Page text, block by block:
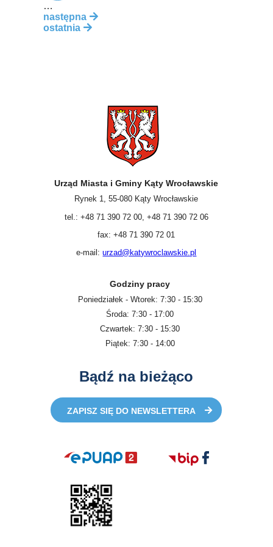
…
następna
ostatnia
Urząd Miasta i Gminy Kąty Wrocławskie
Rynek 1, 55-080 Kąty Wrocławskie
tel.: +48 71 390 72 00, +48 71 390 72 06
fax: +48 71 390 72 01
e-mail:urzad@katywroclawskie.pl
Godziny pracy
Poniedziałek - Wtorek: 7:30 - 15:30
Środa: 7:30 - 17:00
Czwartek: 7:30 - 15:30
Piątek: 7:30 - 14:00
Bądź na bieżąco
ZAPISZ SIĘ DO NEWSLETTERA